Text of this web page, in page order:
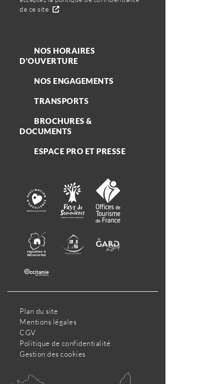
de ce site
NOS HORAIRES
D'OUVERTURE
NOS ENGAGEMENTS
TRANSPORTS
BROCHURES &
DOCUMENTS
ESPACE PRO ET PRESSE
Plan du site
Mentions légales
CGV
Politique de confidentialité
Gestion des cookies